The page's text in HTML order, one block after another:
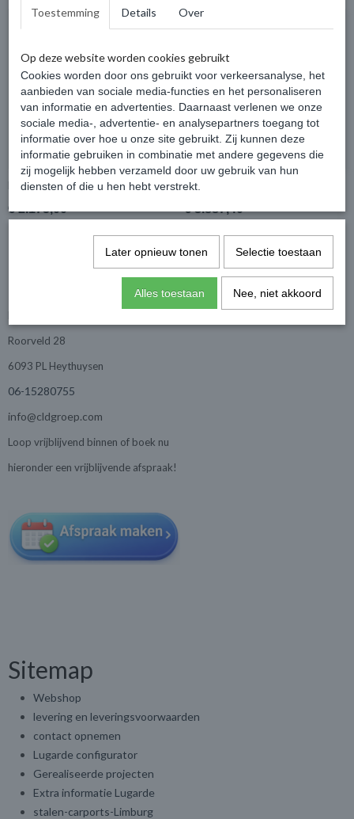
Blokhut Olst 300x400cm
€ 2.175,00
Blokhut 28012
€ 3.887,40
De showroom bezoeken? Dat kan!
Roorveld 28
6093 PL Heythuysen
06-15280755
info@cldgroep.com
Loop vrijblijvend binnen of boek nu
hieronder een vrijblijvende afspraak!
Sitemap
Webshop
levering en leveringsvoorwaarden
contact opnemen
Lugarde configurator
Gerealiseerde projecten
Extra informatie Lugarde
stalen-carports-Limburg
Toestemming Details Over
Op deze website worden cookies gebruikt
Cookies worden door ons gebruikt voor verkeersanalyse, het
aanbieden van sociale media-functies en het personaliseren
van informatie en advertenties. Daarnaast verlenen we onze
sociale media-, advertentie- en analysepartners toegang tot
informatie over hoe u onze site gebruikt. Zij kunnen deze
informatie gebruiken in combinatie met andere gegevens die
zij mogelijk hebben verzameld door uw gebruik van hun
diensten of die u hen hebt verstrekt.
Later opnieuw tonen Selectie toestaan
Alles toestaan Nee, niet akkoord